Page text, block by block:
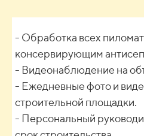
- Обработка всех
консервирующим
- Видеонаблюдение на
- Ежедневные фото и
строительной площадки.
- Персональный